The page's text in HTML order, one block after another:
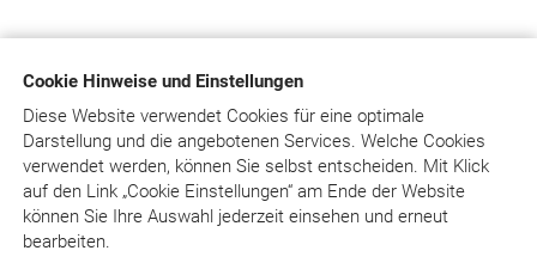
Cookie Hinweise und Einstellungen
Diese Website verwendet Cookies für eine optimale
Darstellung und die angebotenen Services. Welche Cookies
verwendet werden, können Sie selbst entscheiden. Mit Klick
aufden Link „Cookie Einstellungen“ am Ende der Website
können Sie Ihre Auswahl jederzeit einsehen und erneut
bearbeiten.